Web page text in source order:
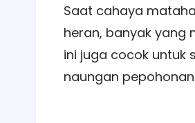
Saat cahaya
heran, banyak yang
ini juga cocok untuk
naungan